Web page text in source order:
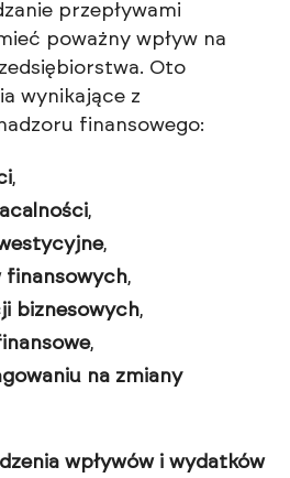
przepływami
poważny wpływ na
Oto
wynikające z
finansowego:
,
,
,
finansowych,
biznesowych,
,
na zmiany
wpływów i wydatków